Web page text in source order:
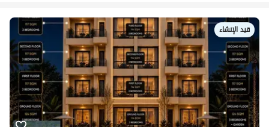
قيد الإنشاء